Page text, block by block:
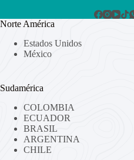
Norte América
Estados Unidos
México
Sudamérica
COLOMBIA
ECUADOR
BRASIL
ARGENTINA
CHILE